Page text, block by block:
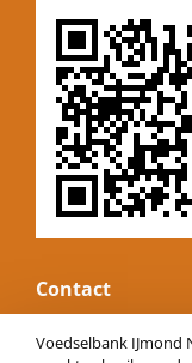
Contact
E-mail:
Voedselbank IJmond